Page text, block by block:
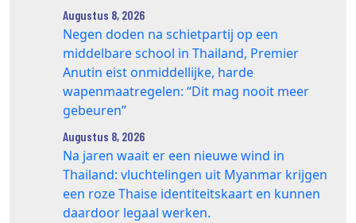
Augustus 8, 2026
Negen doden na schietpartij op een
middelbare school in Thailand, Premier
Anutin eist onmiddellijke, harde
wapenmaatregelen: “Dit mag nooit meer
gebeuren”
Augustus 8, 2026
Na jaren waait er een nieuwe wind in
Thailand: vluchtelingen uit Myanmar krijgen
een roze Thaise identiteitskaart en kunnen
daardoor legaal werken.